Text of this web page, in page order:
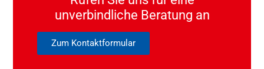
unverbindliche Beratung an
Zum Kontaktformular